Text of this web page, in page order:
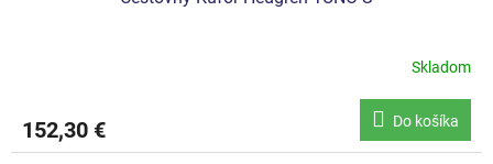
Skladom
152,30 € Do košíka